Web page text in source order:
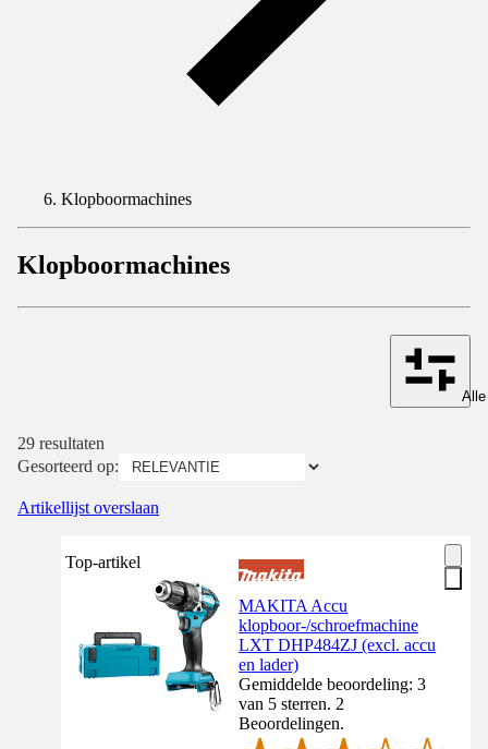
Klopboormachines
Klopboormachines
29 resultaten
Gesorteerd op:
Artikellijst overslaan
Top-artikel
MAKITA Accu
klopboor-/schroefmachine
LXT DHP484ZJ (excl. accu
en lader)
Gemiddelde beoordeling: 3
van 5 sterren. 2
Beoordelingen.